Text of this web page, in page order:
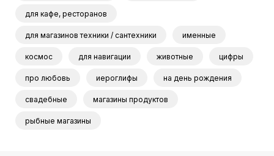
для кафе, ресторанов
для магазинов техники / сантехники именные
космос для навигации животные цифры
про любовь иероглифы на день рождения
свадебные магазины продуктов
рыбные магазины